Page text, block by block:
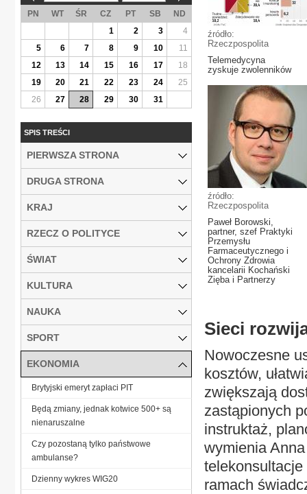
źródło:
Rzeczpospolita
Telemedycyna
zyskuje zwolenników
źródło:
Rzeczpospolita
Paweł Borowski,
partner, szef Praktyki
Przemysłu
Farmaceutycznego i
Ochrony Zdrowia
kancelarii Kochański
Zięba i Partnerzy
Sieci
Nowoczesne
kosztów,
zwiększają
zastąpionych
instruktaż,
wymienia
ramach
PN WT ŚR CZ PT SB
ND
1
2 3
4
5
6 7 8 9 10
11
12
13 14 15 16 17
18
19
20 21 22 23 24
25
26
27 28 29 30 31
SPIS TREŚCI
PIERWSZA STRONA
DRUGA STRONA
KRAJ
RZECZ O POLITYCE
ŚWIAT
KULTURA
NAUKA
SPORT
EKONOMIA
Brytyjski emeryt zapłaci PIT
Będą zmiany, jednak kotwice 500+ są
nienaruszalne
Czy pozostaną tylko państwowe
ambulanse?
Dzienny wykres WIG20